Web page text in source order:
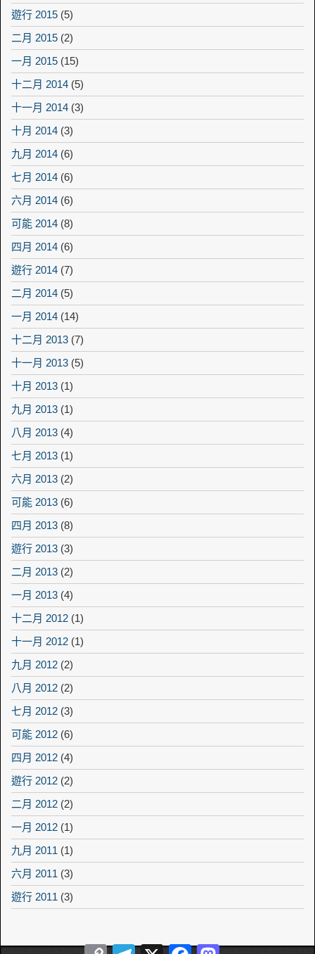
遊行 2015 (5)
二月 2015 (2)
一月 2015 (15)
十二月 2014 (5)
十一月 2014 (3)
十月 2014 (3)
九月 2014 (6)
七月 2014 (6)
六月 2014 (6)
可能 2014 (8)
四月 2014 (6)
遊行 2014 (7)
二月 2014 (5)
一月 2014 (14)
十二月 2013 (7)
十一月 2013 (5)
十月 2013 (1)
九月 2013 (1)
八月 2013 (4)
七月 2013 (1)
六月 2013 (2)
可能 2013 (6)
四月 2013 (8)
遊行 2013 (3)
二月 2013 (2)
一月 2013 (4)
十二月 2012 (1)
十一月 2012 (1)
九月 2012 (2)
八月 2012 (2)
七月 2012 (3)
可能 2012 (6)
四月 2012 (4)
遊行 2012 (2)
二月 2012 (2)
一月 2012 (1)
九月 2011 (1)
六月 2011 (3)
遊行 2011 (3)
Copy Telegram
X FacebookMastodon